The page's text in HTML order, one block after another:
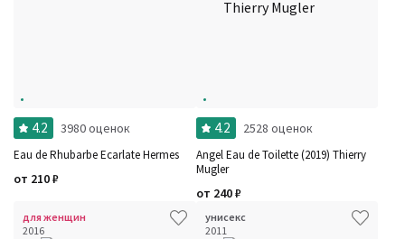
4.2 3980 оценок
Eau de Rhubarbe Ecarlate Hermes
от 210₽
4.2 2528 оценок
Angel Eau de Toilette (2019) Thierry
Mugler
от 240₽
для женщин
2016
унисекс
2011